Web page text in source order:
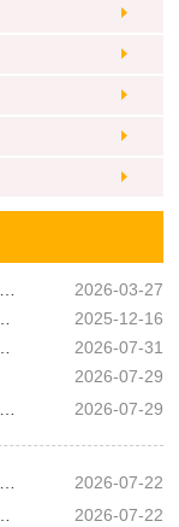
2026-03-27
2025-12-16
2026-07-31
2026-07-29
2026-07-29
2026-07-22
2026-07-22